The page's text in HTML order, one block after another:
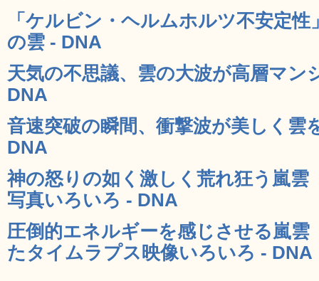
「ケルビン・ヘルムホルツ不安定
の雲 - DNA
天気の不思議、雲の大波が高層マン
DNA
音速突破の瞬間、衝撃波が美しく雲
DNA
神の怒りの如く激しく荒れ狂う嵐雲
写真いろいろ - DNA
圧倒的エネルギーを感じさせる嵐雲
たタイムラプス映像いろいろ - DNA